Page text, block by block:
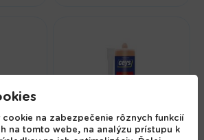
cookie na zabezpečenie rôznych funkcií
na tomto webe, na analýzu prístupu k